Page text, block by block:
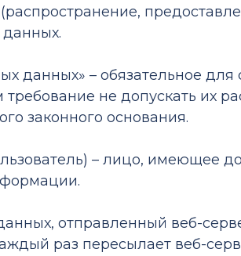
данных» – обязательное
не допускать их
законного основания.
– лицо, имеющее
отправленный веб-
раз пересылает веб-